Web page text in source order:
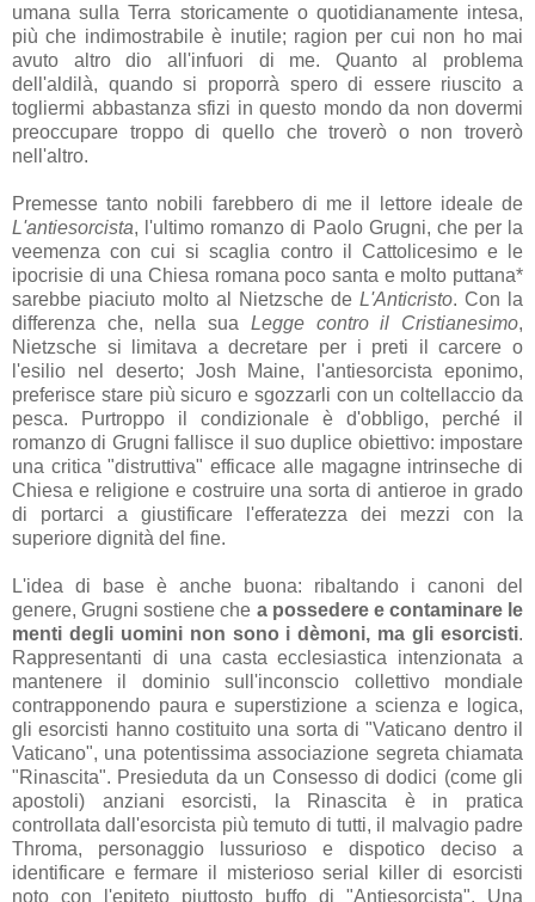
umana sulla Terra storicamente o quotidianamente intesa,
più che indimostrabile è inutile; ragion per cui non ho mai
avuto altro dio all'infuori di me. Quanto al problema
dell'aldilà, quando si proporrà spero di essere riuscito a
togliermi abbastanza sfizi in questo mondo da non dovermi
preoccupare troppo di quello che troverò o non troverò
nell'altro.
Premesse tanto nobili farebbero di me il lettore ideale de
L'antiesorcista, l'ultimo romanzo di Paolo Grugni, che per la
veemenza con cui si scaglia contro il Cattolicesimo e le
ipocrisie di una Chiesa romana poco santa e molto puttana*
sarebbe piaciuto molto al Nietzsche de L'Anticristo. Con la
differenza che, nella sua Legge contro il Cristianesimo,
Nietzsche si limitava a decretare per i preti il carcere o
l'esilio nel deserto; Josh Maine, l'antiesorcista eponimo,
preferisce stare più sicuro e sgozzarli con un coltellaccio da
pesca. Purtroppo il condizionale è d'obbligo, perché il
romanzo di Grugni fallisce il suo duplice obiettivo: impostare
una critica "distruttiva" efficace alle magagne intrinseche di
Chiesa e religione e costruire una sorta di antieroe in grado
di portarci a giustificare l'efferatezza dei mezzi con la
superiore dignità del fine.
L'idea di base è anche buona: ribaltando i canoni del
genere, Grugni sostiene che a possedere e contaminare le
menti degli uomini non sono i dèmoni, ma gli esorcisti.
Rappresentanti di una casta ecclesiastica intenzionata a
mantenere il dominio sull'inconscio collettivo mondiale
contrapponendo paura e superstizione a scienza e logica,
gli esorcisti hanno costituito una sorta di "Vaticano dentro il
Vaticano", una potentissima associazione segreta chiamata
"Rinascita". Presieduta da un Consesso di dodici (come gli
apostoli) anziani esorcisti, la Rinascita è in pratica
controllata dall'esorcista più temuto di tutti, il malvagio padre
Throma, personaggio lussurioso e dispotico deciso a
identificare e fermare il misterioso serial killer di esorcisti
noto con l'epiteto piuttosto buffo di "Antiesorcista". Una